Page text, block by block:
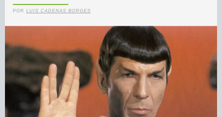
POR LUIS CADENAS BORGES